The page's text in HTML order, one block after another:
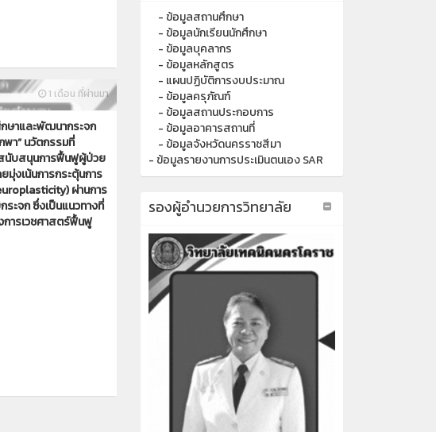
1 เดือน ที่ผ่านมา
กษาและพัฒนากระจก
า” นวัตกรรมที่
นับสนุนการฟื้นฟูผู้ป่วย
มุ่งเน้นการกระตุ้นการ
ผ่านการ
ะจก ซึ่งเป็นแนวทางที่
การเวชศาสตร์ฟื้นฟู
- ข้อมูลสถานศึกษา
- ข้อมูลนักเรียนนักศึกษา
- ข้อมูลบุคลากร
- ข้อมูลหลักสูตร
- แผนปฏิบัติการงบประมาณ
- ข้อมูลครุภัณฑ์
- ข้อมูลสถานประกอบการ
- ข้อมูลอาคารสถานที่
- ข้อมูลจังหวัดนครราชสีมา
- ข้อมูลรายงานการประเมินตนเอง SAR
รองผู้อำนวยการวิทยาลัย